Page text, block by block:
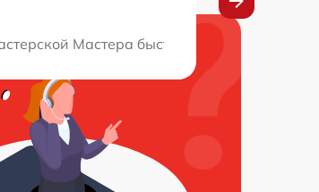
удивили. Рекомендую за
Мастера быстро нашли